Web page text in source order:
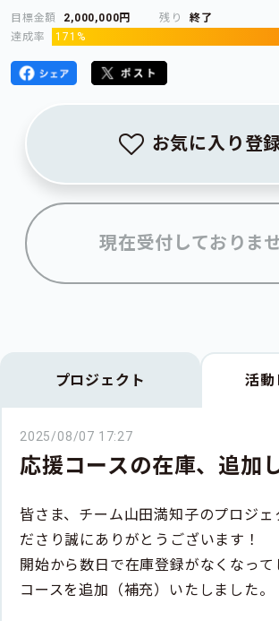
目標金額 2,000,000円 残り
終了
達成率
171%
お気に入り登
現在受付しておりま
プロジェクト 活動
2025/08/07 17:27
応援コースの在庫、追加
皆さま、チーム山田満知子のプロジェ
ださり誠にありがとうございます！
開始から数日で在庫登録がなくなって
コースを追加（補充）いたしました。